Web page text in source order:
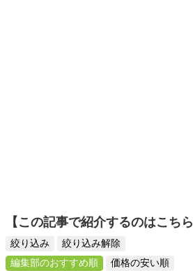
【この記事で紹介するのはこちら
絞り込み
絞り込み解除
編集部のおすすめ順
価格の安い順